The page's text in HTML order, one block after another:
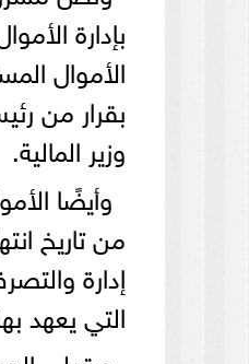
بإدارة
الأموال
بقرار من
وزير المالية.
وأيضًا
من تاريخ
إدارة
التي يعهد